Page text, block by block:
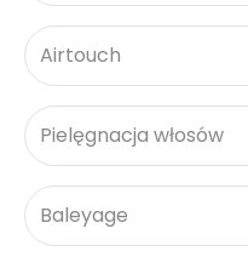
Airtouch
Pielęgnacja włosów
Baleyage